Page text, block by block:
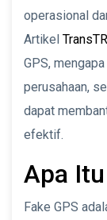
operasional
Artikel
GPS,
perusahaan,
dapat
efektif.
Apa Itu
Fake GPS